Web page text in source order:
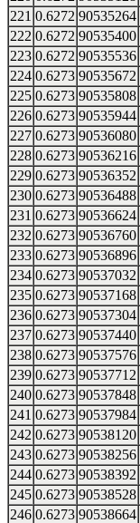
221 0.6272 90535264
222 0.6272 90535400
223 0.6272 90535536
224 0.6273 90535672
225 0.6273 90535808
226 0.6273 90535944
227 0.6273 90536080
228 0.6273 90536216
229 0.6273 90536352
230 0.6273 90536488
231 0.6273 90536624
232 0.6273 90536760
233 0.6273 90536896
234 0.6273 90537032
235 0.6273 90537168
236 0.6273 90537304
237 0.6273 90537440
238 0.6273 90537576
239 0.6273 90537712
240 0.6273 90537848
241 0.6273 90537984
242 0.6273 90538120
243 0.6273 90538256
244 0.6273 90538392
245 0.6273 90538528
246 0.6273 90538664